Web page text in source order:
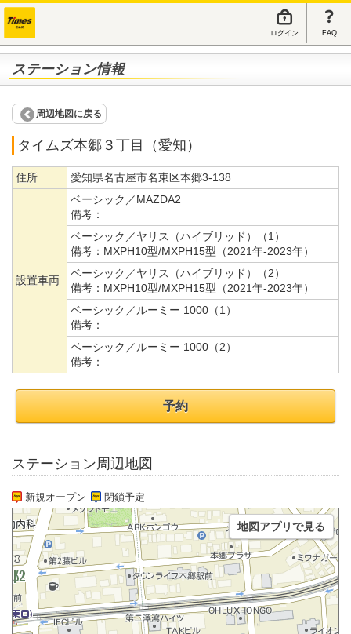
ログイン FAQ
ステーション情報
周辺地図に戻る
タイムズ本郷３丁目（愛知）
住所 愛知県名古屋市名東区本郷3-138
設置車両
ベーシック／MAZDA2
備考：
ベーシック／ヤリス（ハイブリッド）（1）
備考： MXPH10型/MXPH15型（2021年-2023年）
ベーシック／ヤリス（ハイブリッド）（2）
備考： MXPH10型/MXPH15型（2021年-2023年）
ベーシック／ルーミー 1000（1）
備考：
ベーシック／ルーミー 1000（2）
備考：
予約
ステーション周辺地図
新規オープン 閉鎖予定
地図アプリで見る